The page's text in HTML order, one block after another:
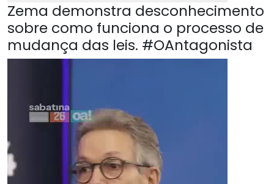
Zema demonstra desconhecimento
sobre como funciona o processo de
mudança das leis. #OAntagonista